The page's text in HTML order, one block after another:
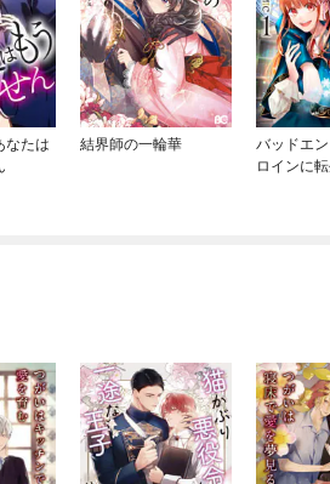
なたは
結界師の一輪華
バッドエ
ロインに